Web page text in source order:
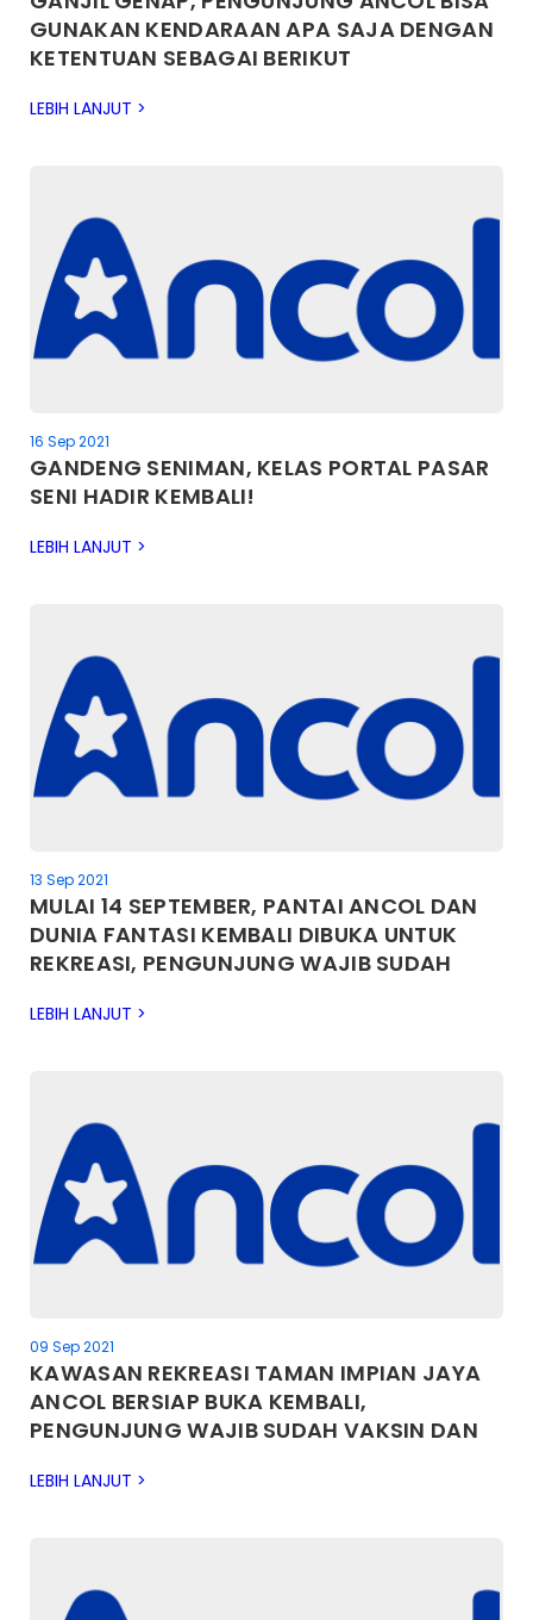
GUNAKAN KENDARAAN APA SAJA DENGAN
KETENTUAN SEBAGAI BERIKUT
LEBIH LANJUT >
16 Sep 2021
GANDENG SENIMAN, KELAS PORTAL PASAR
SENI HADIR KEMBALI!
LEBIH LANJUT >
13 Sep 2021
MULAI 14 SEPTEMBER, PANTAI ANCOL DAN
DUNIA FANTASI KEMBALI DIBUKA UNTUK
REKREASI, PENGUNJUNG WAJIB SUDAH
PEDULILINDUNGI
LEBIH LANJUT >
09 Sep 2021
KAWASAN REKREASI TAMAN IMPIAN JAYA
ANCOL BERSIAP BUKA KEMBALI,
PENGUNJUNG WAJIB SUDAH VAKSIN DAN
LEBIH LANJUT >